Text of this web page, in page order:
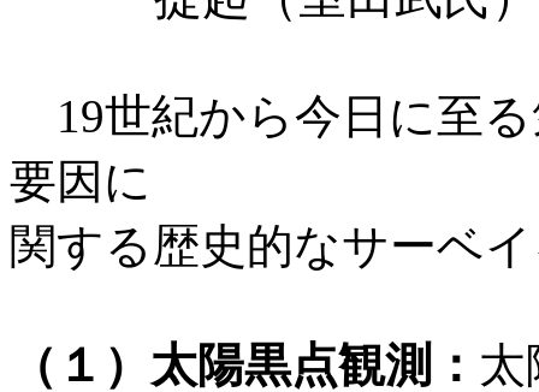
19世紀から今日に至
要因に
関する歴史的なサーベ
（１）太陽黒点観測： 太